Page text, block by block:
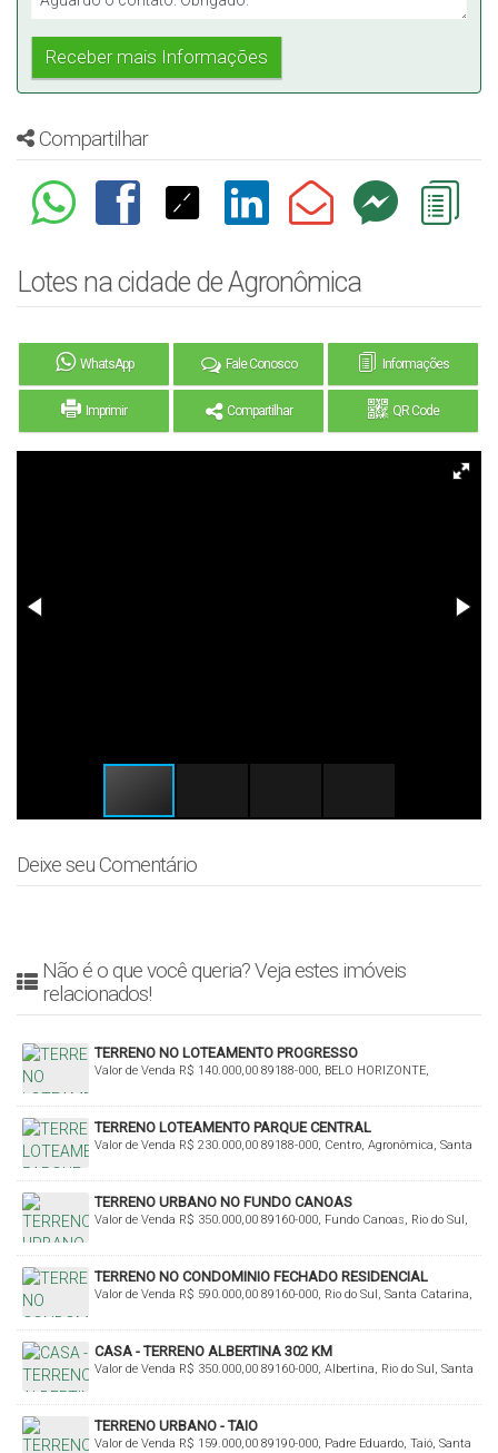
Compartilhar
Lotes na cidade de Agronômica
WhatsApp Fale Conosco Informações
Imprimir Compartilhar QR Code
Deixe seu Comentário
Não é o que você queria? Veja estes imóveis
relacionados!
TERRENO NO LOTEAMENTO PROGRESSO
R$ 140.000,00
Valor de Venda
89188-000, BELO HORIZONTE,
TERRENO LOTEAMENTO PARQUE CENTRAL
R$ 230.000,00
Valor de Venda
89188-000, Centro, Agronômica, Santa
TERRENO URBANO NO FUNDO CANOAS
R$ 350.000,00
Valor de Venda
89160-000, Fundo Canoas, Rio do Sul,
TERRENO NO CONDOMINIO FECHADO RESIDENCIAL
PARQUE DO ARVOREDO
R$ 590.000,00
Valor de Venda
89160-000, Rio do Sul, Santa Catarina,
CASA - TERRENO ALBERTINA 302 KM
R$ 350.000,00
Valor de Venda
89160-000, Albertina, Rio do Sul, Santa
TERRENO URBANO - TAIO
R$ 159.000,00
Valor de Venda
89190-000, Padre Eduardo, Taió, Santa